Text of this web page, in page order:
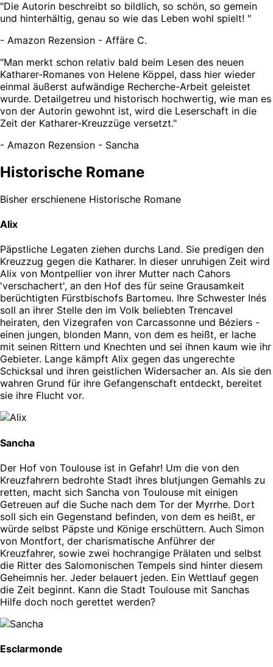
"Die Autorin beschreibt so bildlich, so schön, so gemein
und hinterhältig, genau so wie das Leben wohl spielt! "
- Amazon Rezension - Affäre C.
"Man merkt schon relativ bald beim Lesen des neuen
Katharer-Romanes von Helene Köppel, dass hier wieder
einmal äußerst aufwändige Recherche-Arbeit geleistet
wurde. Detailgetreu und historisch hochwertig, wie man es
von der Autorin gewohnt ist, wird die Leserschaft in die
Zeit der Katharer-Kreuzzüge versetzt."
- Amazon Rezension - Sancha
Historische Romane
Bisher erschienene Historische Romane
Alix
Päpstliche Legaten ziehen durchs Land. Sie predigen den
Kreuzzug gegen die Katharer. In dieser unruhigen Zeit wird
Alix von Montpellier von ihrer Mutter nach Cahors
'verschachert', an den Hof des für seine Grausamkeit
berüchtigten Fürstbischofs Bartomeu. Ihre Schwester Inés
soll an ihrer Stelle den im Volk beliebten Trencavel
heiraten, den Vizegrafen von Carcassonne und Béziers -
einen jungen, blonden Mann, von dem es heißt, er lache
mit seinen Rittern und Knechten und sei ihnen kaum wie ihr
Gebieter. Lange kämpft Alix gegen das ungerechte
Schicksal und ihren geistlichen Widersacher an. Als sie den
wahren Grund für ihre Gefangenschaft entdeckt, bereitet
sie ihre Flucht vor.
Sancha
Der Hof von Toulouse ist in Gefahr! Um die von den
Kreuzfahrern bedrohte Stadt ihres blutjungen Gemahls zu
retten, macht sich Sancha von Toulouse mit einigen
Getreuen auf die Suche nach dem Tor der Myrrhe. Dort
soll sich ein Gegenstand befinden, von dem es heißt, er
würde selbst Päpste und Könige erschüttern. Auch Simon
von Montfort, der charismatische Anführer der
Kreuzfahrer, sowie zwei hochrangige Prälaten und selbst
die Ritter des Salomonischen Tempels sind hinter diesem
Geheimnis her. Jeder belauert jeden. Ein Wettlauf gegen
die Zeit beginnt. Kann die Stadt Toulouse mit Sanchas
Hilfe doch noch gerettet werden?
Esclarmonde